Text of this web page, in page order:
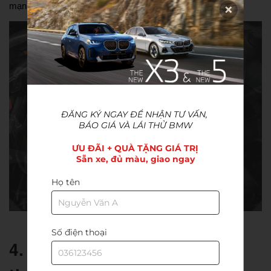
mạnh mẽ hơn với hiệu suất cao hơn.
4. Động cơ xăng 6 xi-lanh
ĐĂNG KÝ NGAY ĐỂ NHẬN TƯ VẤN,
BÁO GIÁ VÀ LÁI THỬ BMW
ƯU ĐÃI + QUÀ TẶNG GIÁ TRỊ
Sẵn xe, đủ màu, giao ngay
Họ tên
Số điện thoại